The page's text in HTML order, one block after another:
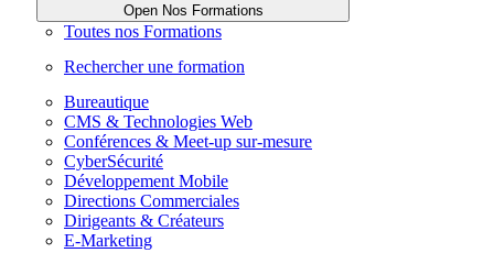
Open Nos Formations
Toutes nos Formations
Rechercher une formation
Bureautique
CMS & Technologies Web
Conférences & Meet-up sur-mesure
CyberSécurité
Développement Mobile
Directions Commerciales
Dirigeants & Créateurs
E-Marketing